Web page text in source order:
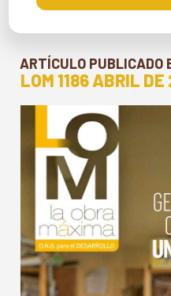
ARTÍCULO PUBLICADO
LOM 1186 ABRIL